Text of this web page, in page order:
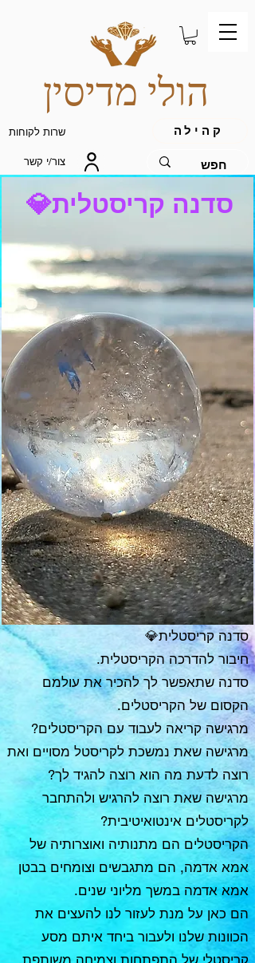
הולי מדיסין
שרות לקוחות קהילה
צור/י קשר
סדנה קריסטלית💎
סדנה קריסטלית💎
חיבור להדרכה הקריסטלית.
סדנה שתאפשר לך להכיר את עולמם
הקסום של הקריסטלים.
מרגישה קריאה לעבוד עם הקריסטלים?
מרגישה שאת נמשכת לקריסטל מסויים ואת
רוצה לדעת מה הוא רוצה להגיד לך?
מרגישה שאת רוצה להרגיש ולהתחבר
לקריסטלים אינטואיטיבית?
הקריסטלים הם מתנותיה ואוצרותיה של
אמא אדמה, הם מתגבשים וצומחים בבטן
אמא אדמה במשך מליוני שנים.
הם כאן על מנת לעזור לנו להעצים את
הכוונות שלנו ולעבור ביחד איתם מסע
קריסטלי של התפתחות וצמיחה משותפת.